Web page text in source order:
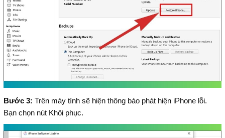
Bước 3: Trên máy tính sẽ hiện thông báo phát hiện iPhone lỗi.
Bạn chọn nút Khôi phục.